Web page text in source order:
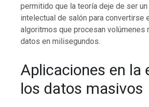
permitido que la teoría deje de ser un
intelectual de salón para convertirse
algoritmos que procesan volúmenes
datos en milisegundos.
Aplicaciones en la
los datos masivos